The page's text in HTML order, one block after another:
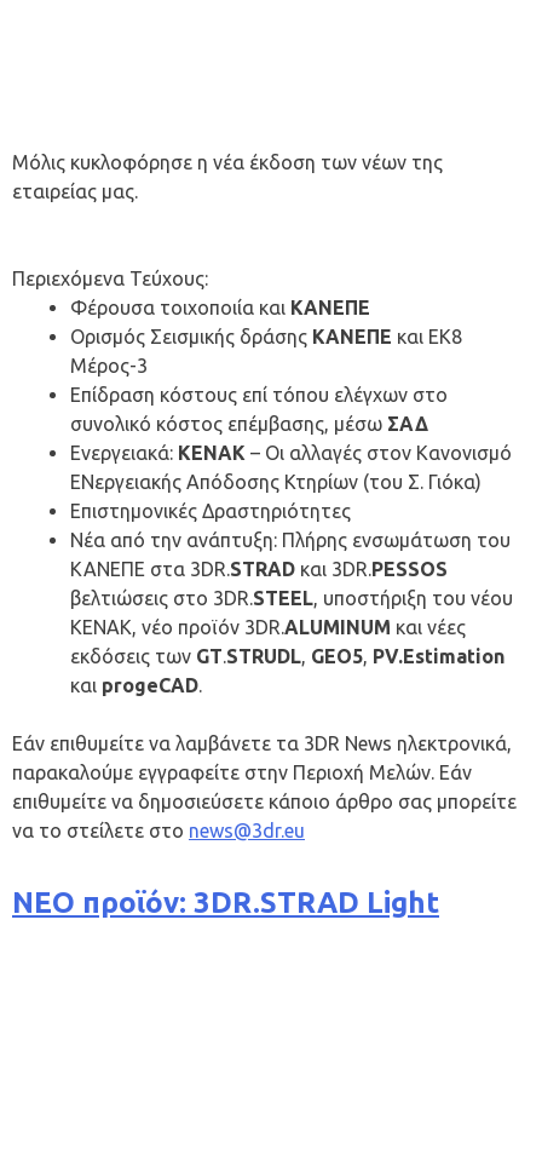
Μόλις κυκλοφόρησε η νέα έκδοση των νέων της
εταιρείας μας.
Περιεχόμενα Τεύχους:
Φέρουσα τοιχοποιία και ΚΑΝΕΠΕ
Ορισμός Σεισμικής δράσης ΚΑΝΕΠΕ και ΕΚ8
Mέρος-3
Επίδραση κόστους επί τόπου ελέγχων στο
συνολικό κόστος επέμβασης, μέσω ΣΑΔ
Ενεργειακά: ΚΕΝΑΚ – Οι αλλαγές στον Κανονισμό
ΕΝεργειακής Απόδοσης Κτηρίωv (του Σ. Γιόκα)
Επιστημονικές Δραστηριότητες
Νέα από την ανάπτυξη: Πλήρης ενσωμάτωση του
ΚΑΝΕΠΕ στα 3DR.STRAD και 3DR.PESSOS
βελτιώσεις στο 3DR.STEEL, υποστήριξη του νέου
ΚΕΝΑΚ, νέο προϊόν 3DR.ALUMINUM και νέες
εκδόσεις των GT.STRUDL, GEO5, PV.Estimation
και progeCAD.
Εάν επιθυμείτε να λαμβάνετε τα 3DR News ηλεκτρονικά,
παρακαλούμε εγγραφείτε στην Περιοχή Μελών. Εάν
επιθυμείτε να δημοσιεύσετε κάποιο άρθρο σας μπορείτε
να το στείλετε στο news@3dr.eu
NEO προϊόν: 3DR.STRAD Light